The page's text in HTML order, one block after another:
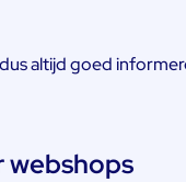
altijd goed
webshops